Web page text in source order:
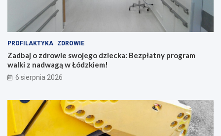
PROFILAKTYKA ZDROWIE
Zadbaj o zdrowie swojego dziecka: Bezpłatny program
walki z nadwagą w Łódzkiem!
6 sierpnia 2026